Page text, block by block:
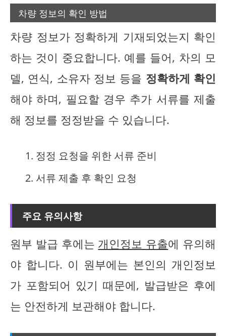
차량 정보의 확인 방법
차량 정보가 정확하게 기재되었는지 확인
하는 것이 중요합니다. 예를 들어, 차의 모
델, 연식, 소유자 정보 등을 정확하게 확인
해야 하며, 필요할 경우 추가 서류를 제출
해 정보를 정정받을 수 있습니다.
정정 요청을 위한 서류 준비
서류 제출 후 확인 요청
주요 유의사항
원부 발급 후에는 개인정보 유출에 유의해
야 합니다. 이 원부에는 본인의 개인정보
가 포함되어 있기 때문에, 발급받은 후에
는 안전하게 보관해야 합니다.